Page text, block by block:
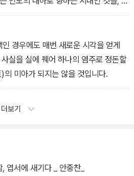
사색그럼지는 까다이달
‘훌륭한 인간‘, ‘훌륭한 역사‘라는 사
경우에도 매번 새로운 시각을 얻게
실을 실에 꿰어 하나의 염주로 정돈할
미아가 되지는 않을 것입니다.
더보기
엽서에 새기다 _ 안중찬_